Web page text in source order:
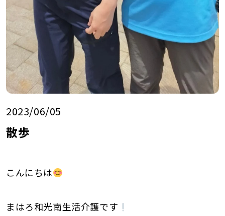
2023/06/05
散歩
こんにちは
まはろ和光南生活介護です